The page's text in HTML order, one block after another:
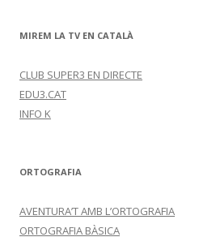
MIREM LA TV EN CATALÀ
CLUB SUPER3 EN DIRECTE
EDU3.CAT
INFO K
ORTOGRAFIA
AVENTURA’T AMB L’ORTOGRAFIA
ORTOGRAFIA BÀSICA